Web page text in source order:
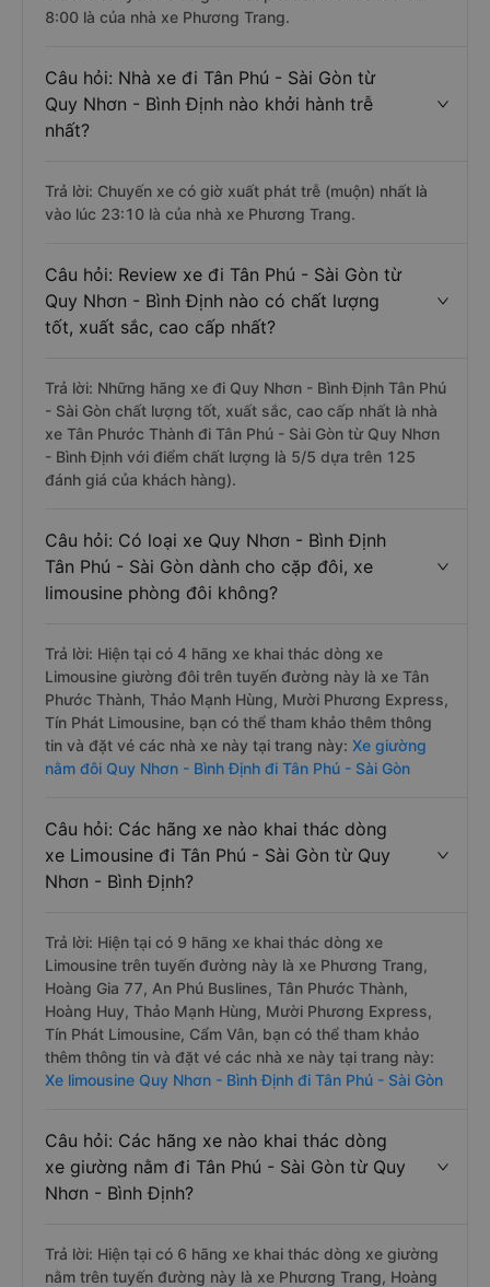
8:00 là của nhà xe Phương Trang.
Câu hỏi: Nhà xe đi Tân Phú - Sài Gòn từ
Quy Nhơn - Bình Định nào khởi hành trễ
nhất?
Trả lời: Chuyến xe có giờ xuất phát trễ (muộn) nhất là
vào lúc 23:10 là của nhà xe Phương Trang.
Câu hỏi: Review xe đi Tân Phú - Sài Gòn từ
Quy Nhơn - Bình Định nào có chất lượng
tốt, xuất sắc, cao cấp nhất?
Trả lời: Những hãng xe đi Quy Nhơn - Bình Định Tân Phú
- Sài Gòn chất lượng tốt, xuất sắc, cao cấp nhất là nhà
xe Tân Phước Thành đi Tân Phú - Sài Gòn từ Quy Nhơn
- Bình Định với điểm chất lượng là 5/5 dựa trên 125
đánh giá của khách hàng).
Câu hỏi: Có loại xe Quy Nhơn - Bình Định
Tân Phú - Sài Gòn dành cho cặp đôi, xe
limousine phòng đôi không?
Trả lời: Hiện tại có 4 hãng xe khai thác dòng xe
Limousine giường đôi trên tuyến đường này là xe Tân
Phước Thành, Thảo Mạnh Hùng, Mười Phương Express,
Tín Phát Limousine, bạn có thể tham khảo thêm thông
tin và đặt vé các nhà xe này tại trang này: Xe giường
nằm đôi Quy Nhơn - Bình Định đi Tân Phú - Sài Gòn
Câu hỏi: Các hãng xe nào khai thác dòng
xe Limousine đi Tân Phú - Sài Gòn từ Quy
Nhơn - Bình Định?
Trả lời: Hiện tại có 9 hãng xe khai thác dòng xe
Limousine trên tuyến đường này là xe Phương Trang,
Hoàng Gia 77, An Phú Buslines, Tân Phước Thành,
Hoàng Huy, Thảo Mạnh Hùng, Mười Phương Express,
Tín Phát Limousine, Cẩm Vân, bạn có thể tham khảo
thêm thông tin và đặt vé các nhà xe này tại trang này:
Xe limousine Quy Nhơn - Bình Định đi Tân Phú - Sài Gòn
Câu hỏi: Các hãng xe nào khai thác dòng
xe giường nằm đi Tân Phú - Sài Gòn từ Quy
Nhơn - Bình Định?
Trả lời: Hiện tại có 6 hãng xe khai thác dòng xe giường
nằm trên tuyến đường này là xe Phương Trang, Hoàng